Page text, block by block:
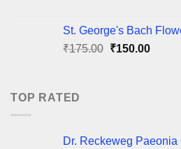
₹40.00.₹35.00.
St. George's Bach
₹175.00 Original
₹150.00Current
TOP RATED
Dr. Reckeweg Paeonia